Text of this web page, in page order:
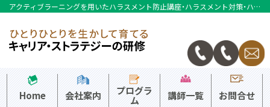
アクティブラーニングを用いたハラスメント防止講座・ハラスメント対策・ハラスメント相談ならキャリアストラテジーへ
Home 会社案内 プログラ
ム 講師一覧 お問合せ